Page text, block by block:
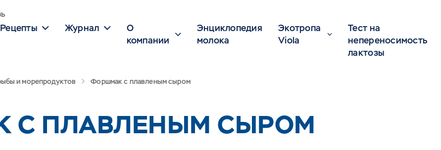
Рецепты Журнал
О
компании
Энциклопедия
молока
Экотропа
Viola
Тест на
непереносимость
лактозы
и морепродуктов Форшмак с плавленым сыром
С ПЛАВЛЕНЫМ СЫРОМ